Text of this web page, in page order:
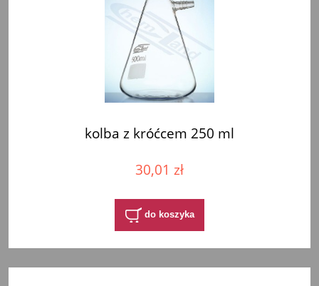
kolba z króćcem 250 ml
30,01 zł
do koszyka